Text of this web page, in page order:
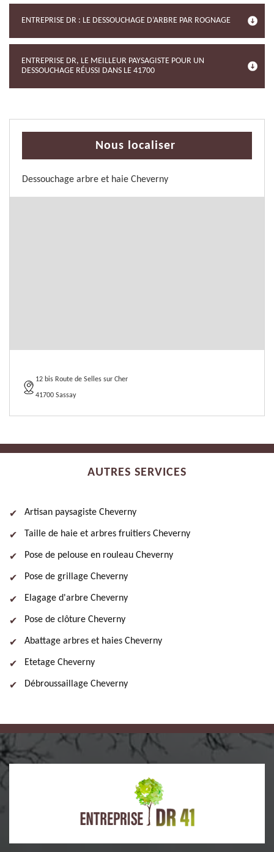
ENTREPRISE DR : LE DESSOUCHAGE D’ARBRE PAR ROGNAGE
ENTREPRISE DR, LE MEILLEUR PAYSAGISTE POUR UN
DESSOUCHAGE RÉUSSI DANS LE 41700
Nous localiser
Dessouchage arbre et haie Cheverny
12 bis Route de Selles sur Cher
41700 Sassay
AUTRES SERVICES
Artisan paysagiste Cheverny
Taille de haie et arbres fruitiers Cheverny
Pose de pelouse en rouleau Cheverny
Pose de grillage Cheverny
Elagage d'arbre Cheverny
Pose de clôture Cheverny
Abattage arbres et haies Cheverny
Etetage Cheverny
Débroussaillage Cheverny